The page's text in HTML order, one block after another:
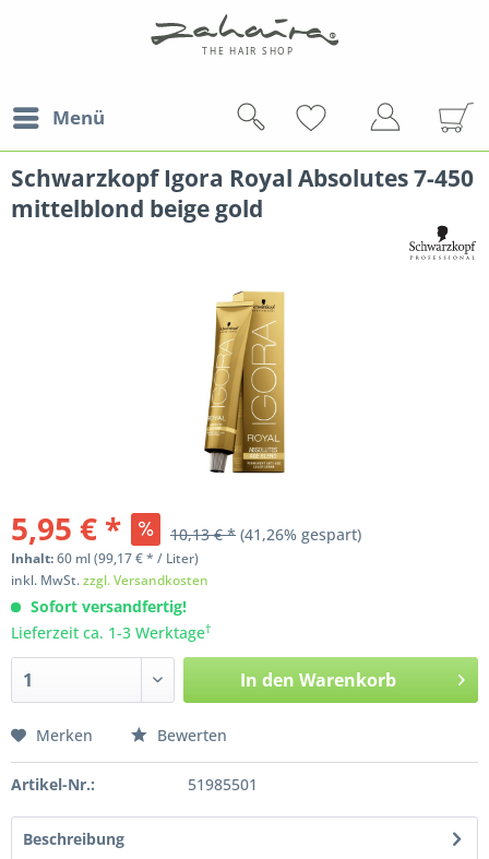
Menü
Schwarzkopf Igora Royal Absolutes 7-450
mittelblond beige gold
5,95 € * 10,13 € * (41,26% gespart)
Inhalt:60 ml(99,17 € * / Liter)
inkl. MwSt.zzgl. Versandkosten
Sofort versandfertig!
Lieferzeit ca. 1-3 Werktage†
In den Warenkorb
Merken Bewerten
Artikel-Nr.: 51985501
Beschreibung